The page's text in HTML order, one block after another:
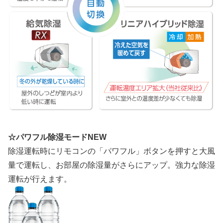
☆パワフル除湿モードNEW
除湿運転時にリモコンの「パワフル」ボタンを押すと大風
量で運転し、お部屋の除湿量がさらにアップ。強力な除湿
運転が行えます。